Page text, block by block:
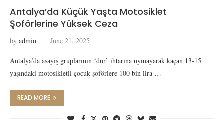
Antalya’da Küçük Yaşta Motosiklet
Şoförlerine Yüksek Ceza
by admin June 21, 2025
Antalya’da asayiş gruplarının ‘dur’ ihtarına uymayarak kaçan 13-15
yaşındaki motosikletli çocuk şoförlere 100 bin lira …
READ MORE